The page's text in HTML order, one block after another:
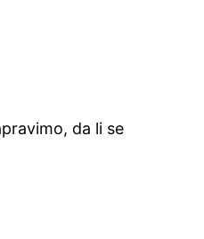
da li se